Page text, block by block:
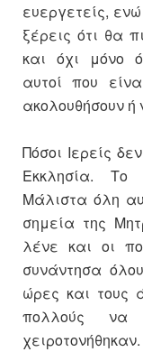
ευεργετείς,
ξέρεις ότι θα
και όχι μόνο
αυτοί που
ακολουθήσουν
Πόσοι Ιερείς
Εκκλησία. Το
Μάλιστα όλη
σημεία της
λένε και οι
συνάντησα
ώρες και τους
πολλούς